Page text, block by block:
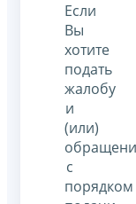
Если
Вы
хотите
подать
жалобу
и
(или)
с
порядком